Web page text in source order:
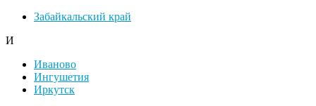
Забайкальский край
И
Иваново
Ингушетия
Иркутск